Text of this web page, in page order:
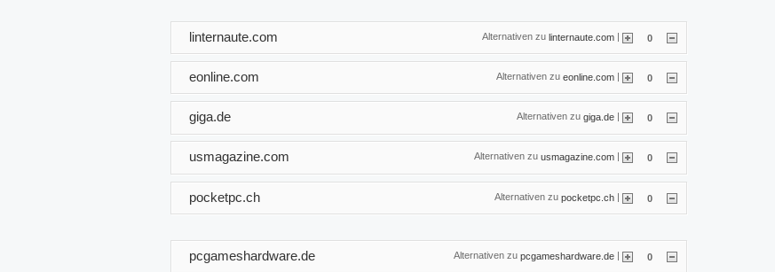
Alternativen zu linternaute.com | 0
linternaute.com
Alternativen zu eonline.com | 0
eonline.com
Alternativen zu giga.de 0
giga.de
Alternativen zu usmagazine.com 0
usmagazine.com
Alternativen zu pocketpc.ch | 0
pocketpc.ch
Alternativen zu pcgameshardware.de | 0
pcgameshardware.de